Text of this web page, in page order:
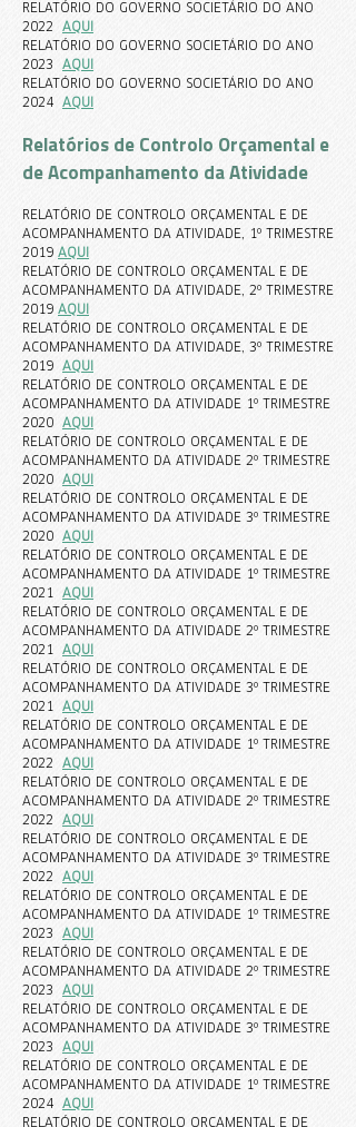
RELATÓRIO DO GOVERNO SOCIETÁRIO DO ANO
2022 AQUI
RELATÓRIO DO GOVERNO SOCIETÁRIO DO ANO
2023 AQUI
RELATÓRIO DO GOVERNO SOCIETÁRIO DO ANO
2024 AQUI
Relatórios de Controlo Orçamental e
de Acompanhamento da Atividade
RELATÓRIO DE CONTROLO ORÇAMENTAL E DE
ACOMPANHAMENTO DA ATIVIDADE, 1º TRIMESTRE
2019 AQUI
RELATÓRIO DE CONTROLO ORÇAMENTAL E DE
ACOMPANHAMENTO DA ATIVIDADE, 2º TRIMESTRE
2019 AQUI
RELATÓRIO DE CONTROLO ORÇAMENTAL E DE
ACOMPANHAMENTO DA ATIVIDADE, 3º TRIMESTRE
2019 AQUI
RELATÓRIO DE CONTROLO ORÇAMENTAL E DE
ACOMPANHAMENTO DA ATIVIDADE 1º TRIMESTRE
2020 AQUI
RELATÓRIO DE CONTROLO ORÇAMENTAL E DE
ACOMPANHAMENTO DA ATIVIDADE 2º TRIMESTRE
2020
AQUI
RELATÓRIO DE CONTROLO ORÇAMENTAL E DE
ACOMPANHAMENTO DA ATIVIDADE 3º TRIMESTRE
2020 AQUI
RELATÓRIO DE CONTROLO ORÇAMENTAL E DE
ACOMPANHAMENTO DA ATIVIDADE 1º TRIMESTRE
2021 AQUI
RELATÓRIO DE CONTROLO ORÇAMENTAL E DE
ACOMPANHAMENTO DA ATIVIDADE 2º TRIMESTRE
2021 AQUI
RELATÓRIO DE CONTROLO ORÇAMENTAL E DE
ACOMPANHAMENTO DA ATIVIDADE 3º TRIMESTRE
2021 AQUI
RELATÓRIO DE CONTROLO ORÇAMENTAL E DE
ACOMPANHAMENTO DA ATIVIDADE 1º TRIMESTRE
2022 AQUI
RELATÓRIO DE CONTROLO ORÇAMENTAL E DE
ACOMPANHAMENTO DA ATIVIDADE 2º TRIMESTRE
2022 AQUI
RELATÓRIO DE CONTROLO ORÇAMENTAL E DE
ACOMPANHAMENTO DA ATIVIDADE 3º TRIMESTRE
2022 AQUI
RELATÓRIO DE CONTROLO ORÇAMENTAL E DE
ACOMPANHAMENTO DA ATIVIDADE 1º TRIMESTRE
2023 AQUI
RELATÓRIO DE CONTROLO ORÇAMENTAL E DE
ACOMPANHAMENTO DA ATIVIDADE 2º TRIMESTRE
2023 AQUI
RELATÓRIO DE CONTROLO ORÇAMENTAL E DE
ACOMPANHAMENTO DA ATIVIDADE 3º TRIMESTRE
2023 AQUI
RELATÓRIO DE CONTROLO ORÇAMENTAL E DE
ACOMPANHAMENTO DA ATIVIDADE 1º TRIMESTRE
2024 AQUI
RELATÓRIO DE CONTROLO ORÇAMENTAL E DE